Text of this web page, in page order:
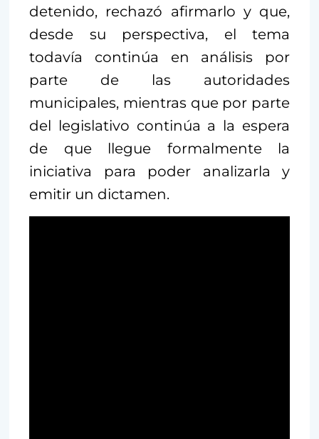
detenido, rechazó afirmarlo y que,
desde su perspectiva, el tema
todavía continúa en análisis por
parte de las autoridades
municipales, mientras que por parte
del legislativo continúa a la espera
de que llegue formalmente la
iniciativa para poder analizarla y
emitir un dictamen.